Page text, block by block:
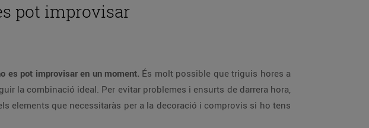
pot improvisar
es pot improvisar en un moment. És molt possible que triguis hores a
la combinació ideal. Per evitar problemes i ensurts de darrera hora,
elements que necessitaràs per a la decoració i comprovis si ho tens